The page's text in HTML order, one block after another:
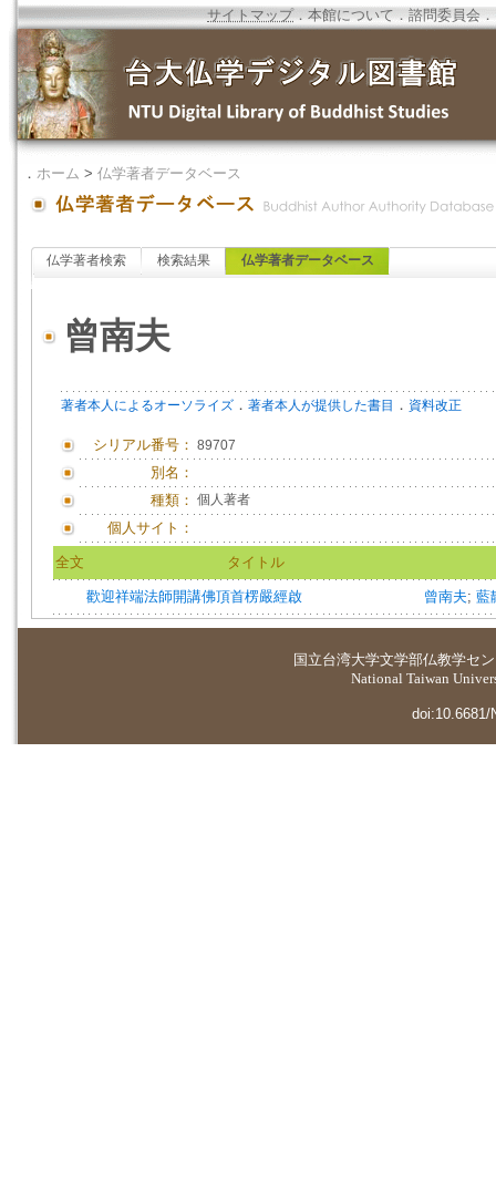
サイトマップ．本館について ．諮問委員会 ．
． ホーム > 仏学著者データベース
仏学著者検索 検索結果 仏学著者データベース
曾南夫
著者本人によるオーソライズ ． 著者本人が提供した書目 ． 資料改正
シリアル番号： 89707
別名：
種類： 個人著者
個人サイト：
全文 タイトル
歡迎祥端法師開講佛頂首楞嚴經啟 曾南夫; 藍
国立台湾大学文学部仏教学セ
National Taiwan
doi:10.6681/